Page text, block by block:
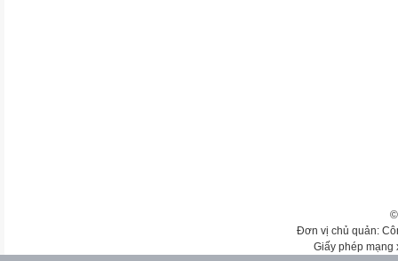
Đơn vị chủ quản:
Giấy phép mạng